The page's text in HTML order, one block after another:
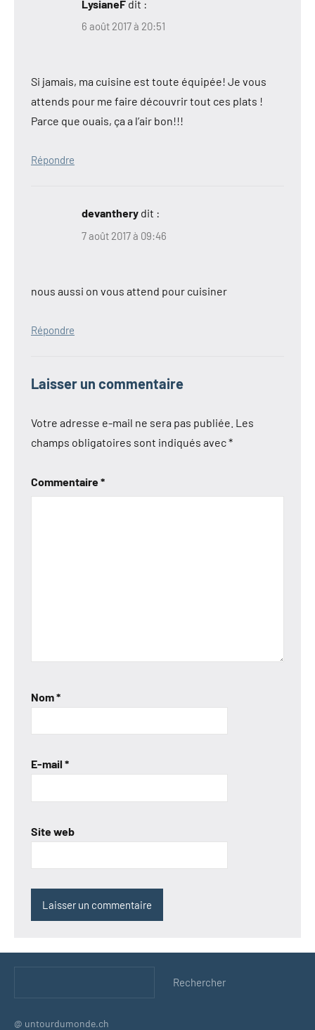
LysianeF dit :
6 août 2017 à 20:51
Si jamais, ma cuisine est toute équipée! Je vous
attends pour me faire découvrir tout ces plats !
Parce que ouais, ça a l’air bon!!!
Répondre
devanthery dit :
7 août 2017 à 09:46
nous aussi on vous attend pour cuisiner
Répondre
Laisser un commentaire
Votre adresse e-mail ne sera pas publiée. Les
champs obligatoires sont indiqués avec*
Commentaire*
Nom*
E-mail *
Site web
Rechercher
@ untourdumonde.ch